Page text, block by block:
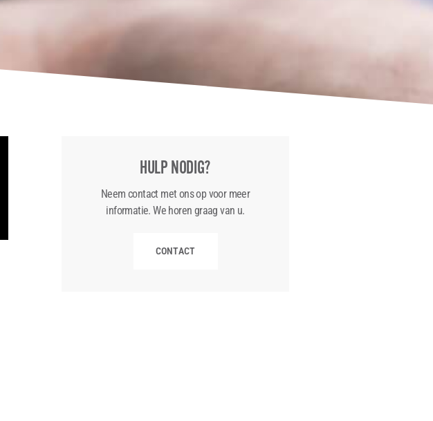
HULP NODIG?
Neem contact met ons op voor meer
informatie. We horen graag van u.
CONTACT